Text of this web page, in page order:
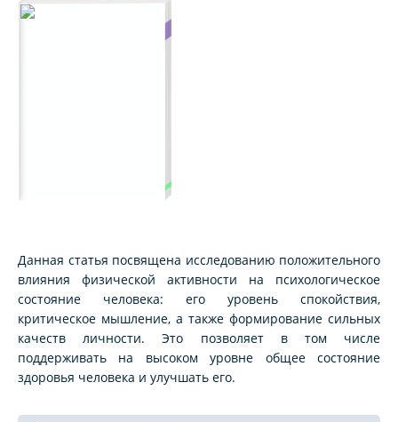
Данная статья посвящена исследованию положительного
влияния физической активности на психологическое
состояние человека: его уровень спокойствия,
критическое мышление, а также формирование сильных
качеств личности. Это позволяет в том числе
поддерживать на высоком уровне общее состояние
здоровья человека и улучшать его.